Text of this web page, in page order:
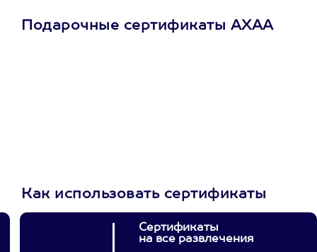
Подарочные сертификаты АХАА
Как использовать сертификаты
Сертификаты
на все развлечения